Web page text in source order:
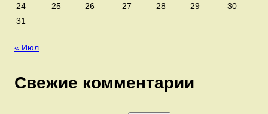
24
25 26 27 28 29
30
31
« Июл
Свежие комментарии